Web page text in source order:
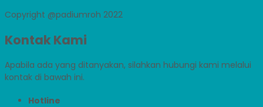
Copyright @padiumroh 2022
Kontak Kami
Apabila ada yang ditanyakan, silahkan hubungi kami melalui
kontak di bawah ini.
Hotline